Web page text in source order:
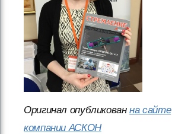
Оригинал опубликованна сайте
компании АСКОН